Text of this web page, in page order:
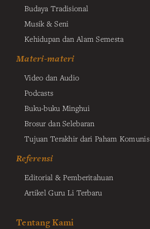
Budaya Tradisional
Musik & Seni
Kehidupan dan Alam Semesta
Materi-materi
Video dan Audio
Podcasts
Buku-buku Minghui
Brosur dan Selebaran
Tujuan Terakhir dari Paham Komunis
Referensi
Editorial & Pemberitahuan
Artikel Guru Li Terbaru
Tentang Kami